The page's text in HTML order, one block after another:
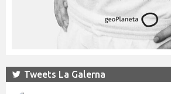
Tweets La Galerna